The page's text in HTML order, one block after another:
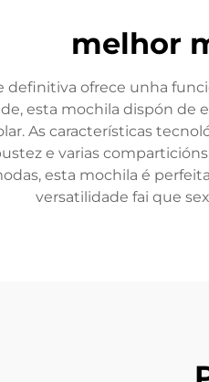
melhor
definitiva ofrece unha
esta mochila dispón de
As características
e varias
esta mochila é
versatilidade fai que